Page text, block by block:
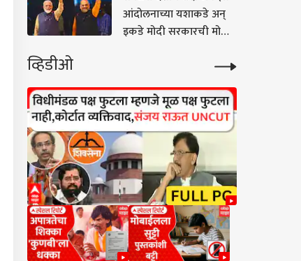
Inside Story
आंदोलनाच्या यशाकडे अन्
इकडे मोदी सरकारची मोहीम
पुर्नरचनेसाठी दोन तृतीयांश
मतांची जुळवाजुळव पूर्ण?
व्हिडीओ